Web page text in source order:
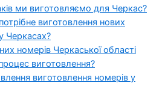
ми виготовляємо для Черкас?
виготовлення нових
Черкасах?
номерів Черкаської області
виготовлення?
виготовлення номерів у